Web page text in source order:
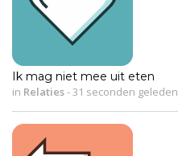
Ik mag niet mee uit eten
in Relaties-31 seconden geleden